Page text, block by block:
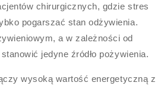
chirurgicznych, gdzie stres
pogarszać stan odżywienia.
a w zależności od
jedyne źródło pożywienia.
wysoką wartość energetyczną z